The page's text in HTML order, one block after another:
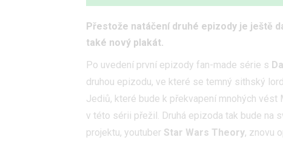
Přestože natáčení druhé epizody je ještě
také nový plakát.
Po uvedení první epizody fan-made série s
druhou epizodu, ve které se temný sithský
Jediů, které bude k překvapení mnohých vést
v této sérii přežil. Druhá epizoda tak bude na
projektu, youtuber Star Wars Theory, znovu